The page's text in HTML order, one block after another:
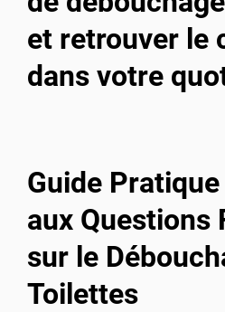
et retrouver le
dans votre
Guide
aux Questions
sur le
Toilettes